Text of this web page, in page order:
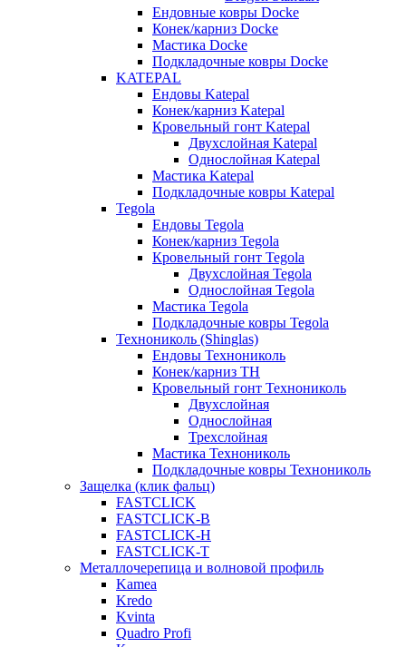
Ендовные ковры Docke
Конек/карниз Docke
Мастика Docke
Подкладочные ковры Docke
KATEPAL
Ендовы Katepal
Конек/карниз Katepal
Кровельный гонт Katepal
Двухслойная Katepal
Однослойная Katepal
Мастика Katepal
Подкладочные ковры Katepal
Tegola
Ендовы Tegola
Конек/карниз Tegola
Кровельный гонт Tegola
Двухслойная Tegola
Однослойная Tegola
Мастика Tegola
Подкладочные ковры Tegola
Технониколь (Shinglas)
Ендовы Технониколь
Конек/карниз ТН
Кровельный гонт Технониколь
Двухслойная
Однослойная
Трехслойная
Мастика Технониколь
Подкладочные ковры Технониколь
Защелка (клик фальц)
FASTCLICK
FASTCLICK-B
FASTCLICK-H
FASTCLICK-T
Металлочерепица и волновой профиль
Kamea
Kredo
Kvinta
Quadro Profi